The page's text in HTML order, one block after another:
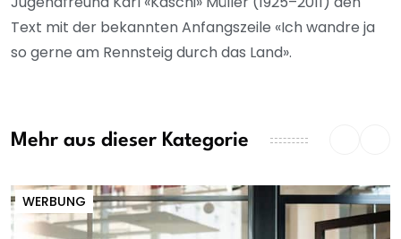
Text mit der bekannten Anfangszeile «Ich wandre ja
so gerne am Rennsteig durch das Land».
Mehr aus dieser Kategorie
WERBUNG